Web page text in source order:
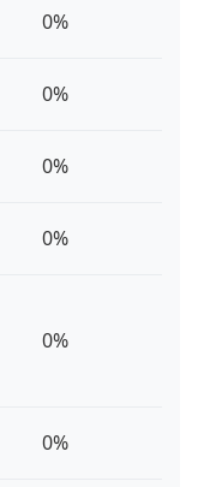
0%
0%
0%
0%
0%
0%